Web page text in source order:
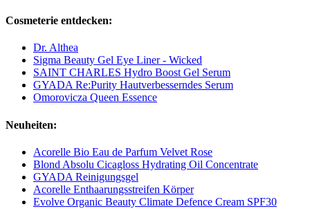
Cosmeterie entdecken:
Dr. Althea
Sigma Beauty Gel Eye Liner - Wicked
SAINT CHARLES Hydro Boost Gel Serum
GYADA Re:Purity Hautverbesserndes Serum
Omorovicza Queen Essence
Neuheiten:
Acorelle Bio Eau de Parfum Velvet Rose
Blond Absolu Cicagloss Hydrating Oil Concentrate
GYADA Reinigungsgel
Acorelle Enthaarungsstreifen Körper
Evolve Organic Beauty Climate Defence Cream SPF30